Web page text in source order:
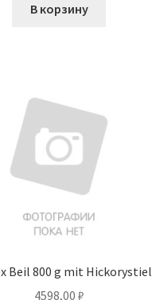
В корзину
Beil 800 g mit Hickorystiel
4598,00 ₽